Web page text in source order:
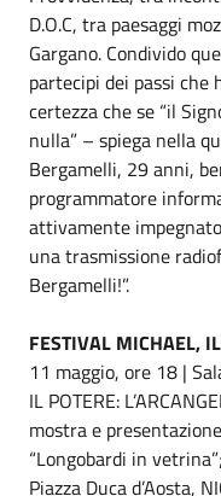
D.O.C, tra paesaggi
Gargano. Condivido
partecipi dei passi
certezza che se “il
nulla” – spiega nella
Bergamelli, 29 anni,
programmatore
attivamente
una trasmissione
Bergamelli!”.
FESTIVAL MICHAEL,
11 maggio, ore 18 |
IL POTERE:
mostra e
“Longobardi in
Piazza Duca d’Aosta,